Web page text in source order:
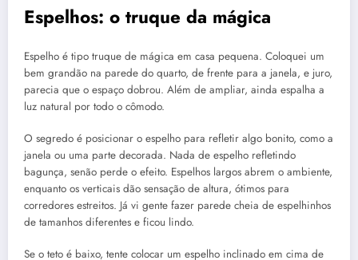
Espelhos: o truque da mágica
Espelho é tipo truque de mágica em casa pequena. Coloquei um
bem grandão na parede do quarto, de frente para a janela, e juro,
parecia que o espaço dobrou. Além de ampliar, ainda espalha a
luz natural por todo o cômodo.
O segredo é posicionar o espelho para refletir algo bonito, como a
janela ou uma parte decorada. Nada de espelho refletindo
bagunça, senão perde o efeito. Espelhos largos abrem o ambiente,
enquanto os verticais dão sensação de altura, ótimos para
corredores estreitos. Já vi gente fazer parede cheia de espelhinhos
de tamanhos diferentes e ficou lindo.
Se o teto é baixo, tente colocar um espelho inclinado em cima de